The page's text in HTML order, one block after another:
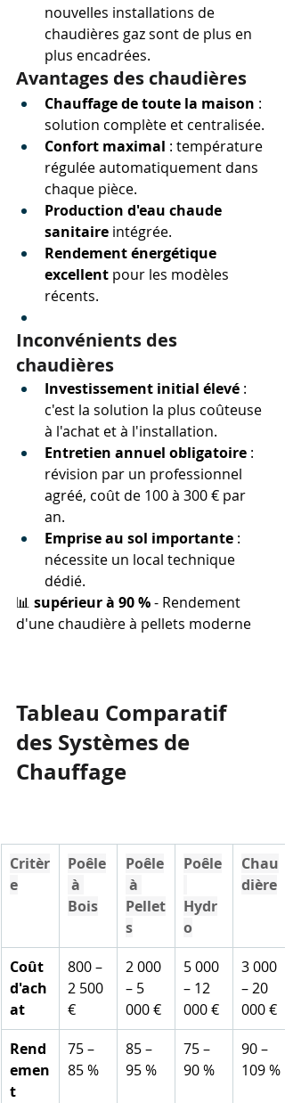
nouvelles installations de
chaudières gaz sont de plus en
plus encadrées.
Avantages des chaudières
Chauffage de toute la maison :
solution complète et centralisée.
Confort maximal : température
régulée automatiquement dans
chaque pièce.
Production d'eau chaude
sanitaire intégrée.
Rendement énergétique
excellent pour les modèles
récents.
Inconvénients des
chaudières
Investissement initial élevé :
c'est la solution la plus coûteuse
à l'achat et à l'installation.
Entretien annuel obligatoire :
révision par un professionnel
agréé, coût de 100 à 300 € par
an.
Emprise au sol importante :
nécessite un local technique
dédié.
📊 supérieur à 90 % - Rendement
d'une chaudière à pellets moderne
Tableau Comparatif
des Systèmes de
Chauffage
Critèr
e
Poêle
à
Bois
Poêle
à
Pellet
s
Poêle
Hydr
o
Chau
dière
Coût
d'ach
at
800 –
2 500
€
2 000
– 5
000 €
5 000
– 12
000 €
3 000
– 20
000 €
Rend
emen
t
75 –
85 %
85 –
95 %
75 –
90 %
90 –
109 %